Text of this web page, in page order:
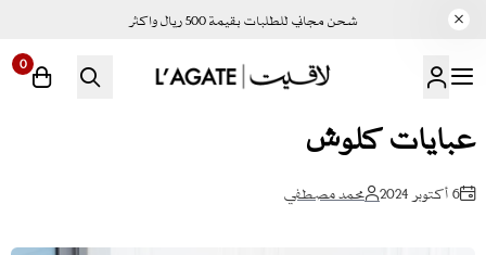
شحن مجاني للطلبات بقيمة 500 ريال واكثر
لاقيت | LAGATE
0
عبايات كلوش
6 أكتوبر 2024 محمد مصطفي